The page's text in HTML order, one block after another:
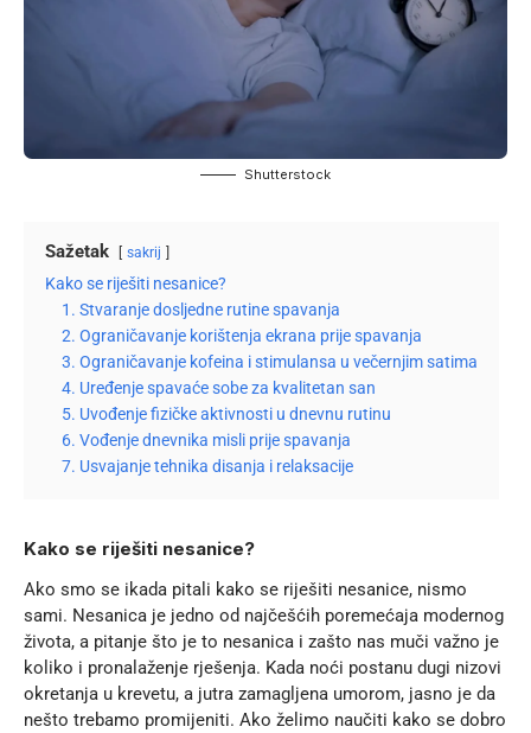
Shutterstock
Sažetak sakrij
Kako se riješiti nesanice?
1. Stvaranje dosljedne rutine spavanja
2. Ograničavanje korištenja ekrana prije spavanja
3. Ograničavanje kofeina i stimulansa u večernjim satima
4. Uređenje spavaće sobe za kvalitetan san
5. Uvođenje fizičke aktivnosti u dnevnu rutinu
6. Vođenje dnevnika misli prije spavanja
7. Usvajanje tehnika disanja i relaksacije
Kako se riješiti nesanice?
Ako smo se ikada pitali kako se riješiti nesanice, nismo
sami. Nesanica je jedno od najčešćih poremećaja modernog
života, a pitanje što je to nesanica i zašto nas muči važno je
koliko i pronalaženje rješenja. Kada noći postanu dugi nizovi
okretanja u krevetu, a jutra zamagljena umorom, jasno je da
nešto trebamo promijeniti. Ako želimo naučiti kako se dobro